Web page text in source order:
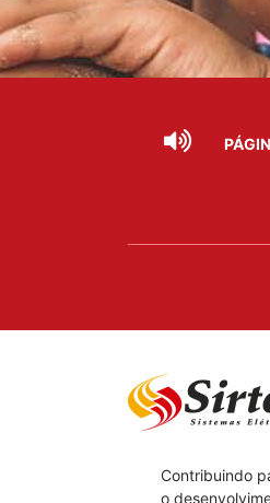
Contribuindo
o